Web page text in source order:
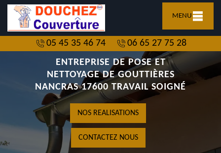
MENU
05 45 35 46 74
06 65 27 75 28
ENTREPRISE DE POSE ET
NETTOYAGE DE GOUTTIÈRES
NANCRAS 17600 TRAVAIL SOIGNÉ
NOS REALISATIONS
CONTACTEZ NOUS